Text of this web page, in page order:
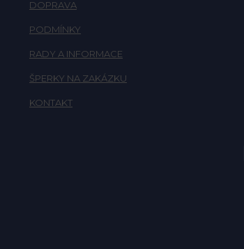
DOPRAVA
PODMÍNKY
RADY A INFORMACE
ŠPERKY NA ZAKÁZKU
KONTAKT